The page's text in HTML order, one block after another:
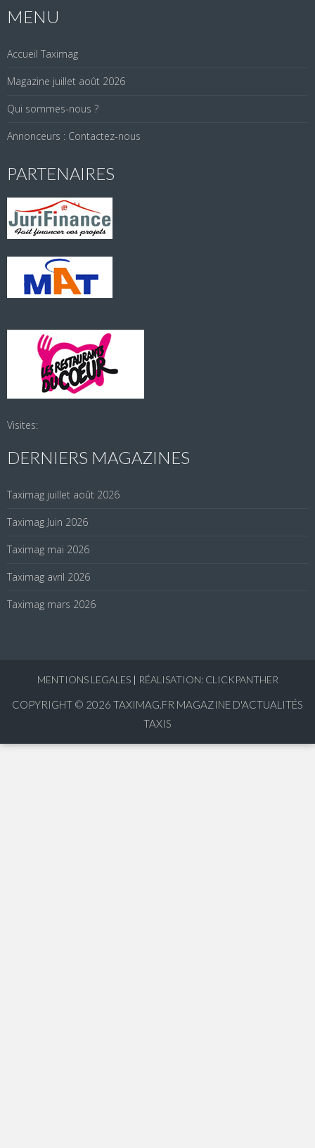
MENU
Accueil Taximag
Magazine juillet août 2026
Qui sommes-nous ?
Annonceurs : Contactez-nous
PARTENAIRES
Visites:
DERNIERS MAGAZINES
Taximag juillet août 2026
Taximag Juin 2026
Taximag mai 2026
Taximag avril 2026
Taximag mars 2026
MENTIONS LEGALES | RÉALISATION: CLICKPANTHER
COPYRIGHT © 2026 TAXIMAG.FR MAGAZINE D'ACTUALITÉS
TAXIS